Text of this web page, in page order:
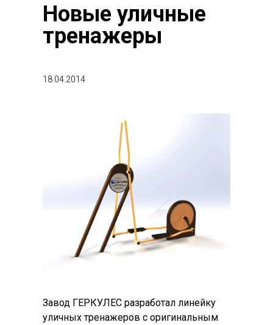
Новые уличные
тренажеры
18.04.2014
Завод ГЕРКУЛЕС разработал линейку
уличных тренажеров с оригинальным